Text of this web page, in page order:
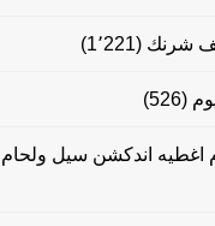
شرنك (1٬221)
(526)
اغطيه اندكشن سيل